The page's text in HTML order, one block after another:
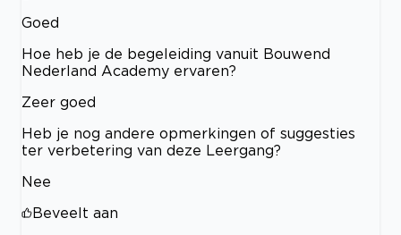
Goed
Hoe heb je de begeleiding vanuit Bouwend
Nederland Academy ervaren?
Zeer goed
Heb je nog andere opmerkingen of suggesties
ter verbetering van deze Leergang?
Nee
Beveelt aan